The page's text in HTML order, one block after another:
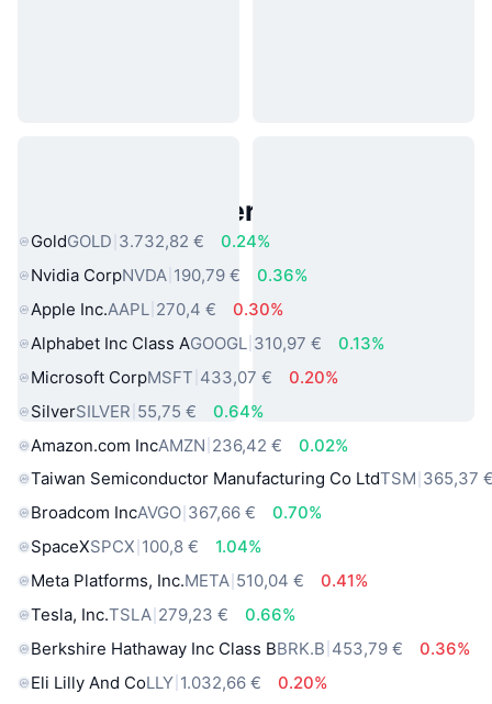
Beliebte reale Vermögenswerte
GoldGOLD 3.732,82 €
0.24%
Nvidia CorpNVDA 190,79 €
0.36%
Apple Inc.AAPL 270,4 €
0.30%
Alphabet Inc Class AGOOGL 310,97 €
0.13%
Microsoft CorpMSFT 433,07 €
0.20%
SilverSILVER 55,75 €
0.64%
Amazon.com IncAMZN 236,42 €
0.02%
Taiwan Semiconductor Manufacturing Co LtdTSM 365,37
Broadcom IncAVGO 367,66 €
0.70%
SpaceXSPCX 100,8 €
1.04%
Meta Platforms, Inc.META 510,04 €
0.41%
Tesla, Inc.TSLA 279,23 €
0.66%
Berkshire Hathaway Inc Class BBRK.B 453,79 €
0.36%
Eli Lilly And CoLLY 1.032,66 €
0.20%